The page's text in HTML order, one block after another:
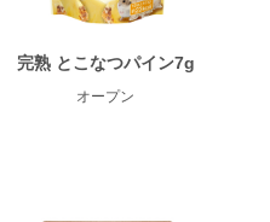
完熟 とこなつパイン7g
オープン